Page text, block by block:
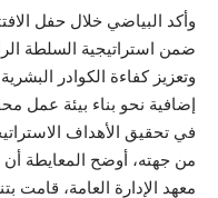
وأكد البياضي خلال حفل
ضمن استراتيجية السلطة
وتعزيز كفاءة الكوادر
إضافية نحو بناء بيئة عمل
في تحقيق الأهداف
من جهته، أوضح المعايطة أن